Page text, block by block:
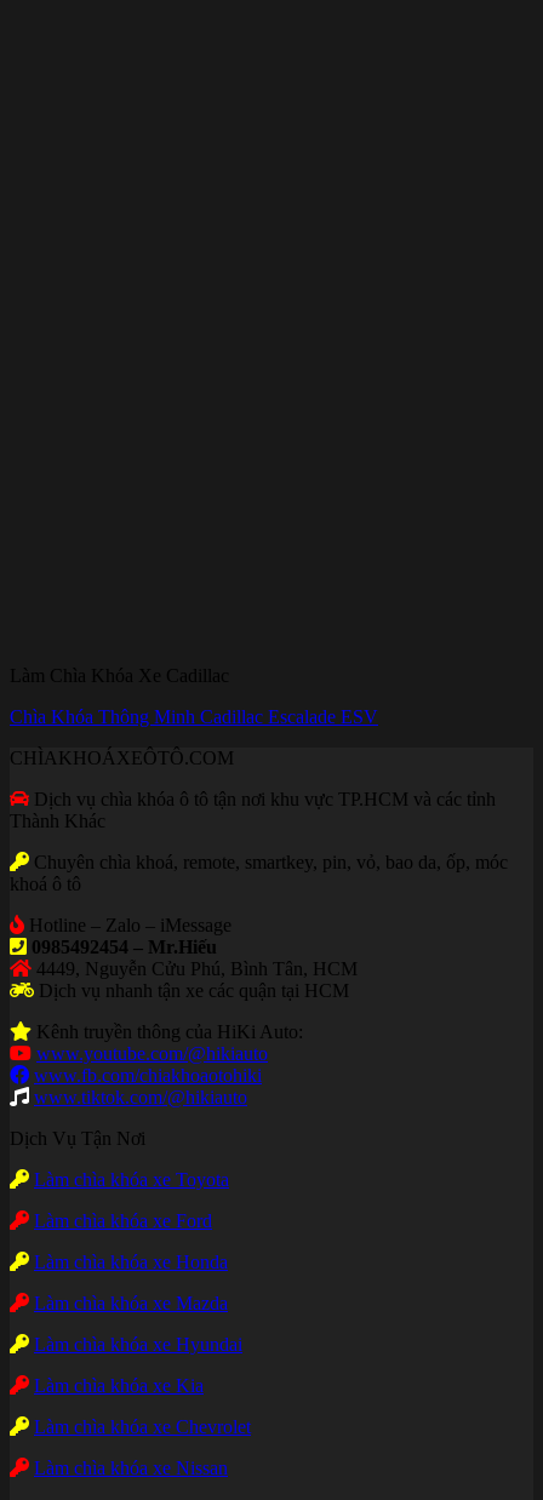
Làm Chìa Khóa Xe Cadillac
Chìa Khóa Thông Minh Cadillac Escalade ESV
CHÌAKHOÁXEÔTÔ.COM
Dịch vụ chìa khóa ô tô tận nơi khu vực TP.HCM và các tỉnh
Thành Khác
Chuyên chìa khoá, remote, smartkey, pin, vỏ, bao da, ốp, móc
khoá ô tô
Hotline – Zalo – iMessage
0985492454 – Mr.Hiếu
4449, Nguyễn Cửu Phú, Bình Tân, HCM
Dịch vụ nhanh tận xe các quận tại HCM
Kênh truyền thông của HiKi Auto:
www.youtube.com/@hikiauto
www.fb.com/chiakhoaotohiki
www.tiktok.com/@hikiauto
Dịch Vụ Tận Nơi
Làm chìa khóa xe Toyota
Làm chìa khóa xe Ford
Làm chìa khóa xe Honda
Làm chìa khóa xe Mazda
Làm chìa khóa xe Hyundai
Làm chìa khóa xe Kia
Làm chìa khóa xe Chevrolet
Làm chìa khóa xe Nissan